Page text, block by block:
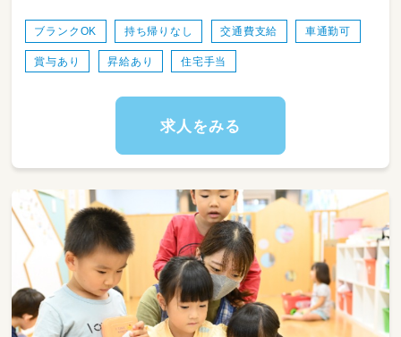
します。
ブランクOK 持ち帰りなし 交通費支給 車通勤可
賞与あり 昇給あり 住宅手当
求人をみる